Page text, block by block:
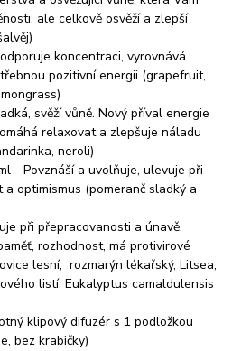
ale celkově osvěží a zlepší
koncentraci, vyrovnává
pozitivní energii (grapefruit,
svěží vůně. Nový příval energie
relaxovat a zlepšuje náladu
neroli)
- Povznáší a uvolňuje, ulevuje při
optimismus (pomeranč sladký a
při přepracovanosti a únavě,
rozhodnost, má protivirové
lesní, rozmarýn lékařský, Litsea,
listí, Eukalyptus camaldulensis
klipový difuzér s 1 podložkou
bez krabičky)